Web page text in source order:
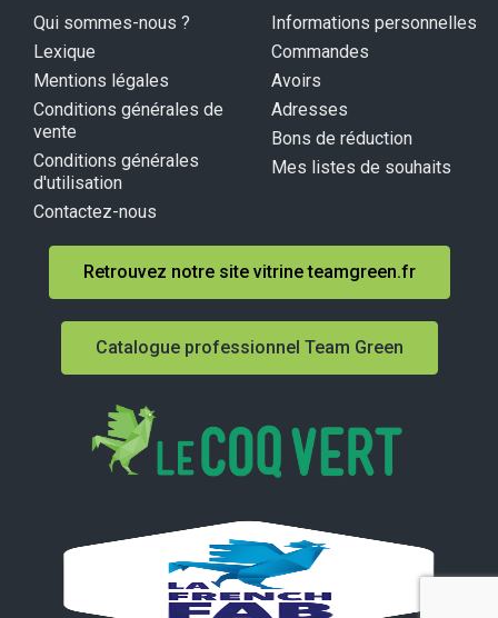
Qui sommes-nous ?
Lexique
Mentions légales
Conditions générales de
vente
Conditions générales
d'utilisation
Contactez-nous
Informations personnelles
Commandes
Avoirs
Adresses
Bons de réduction
Mes listes de souhaits
Retrouvez notre site vitrine teamgreen.fr
Catalogue professionnel Team Green